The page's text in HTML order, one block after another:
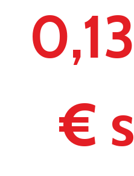
0,13
€ s